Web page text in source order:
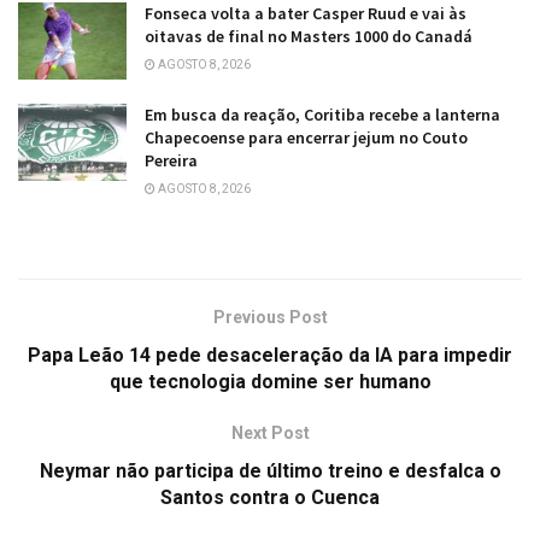
Fonseca volta a bater Casper Ruud e vai às
oitavas de final no Masters 1000 do Canadá
AGOSTO 8, 2026
Em busca da reação, Coritiba recebe a lanterna
Chapecoense para encerrar jejum no Couto
Pereira
AGOSTO 8, 2026
Previous Post
Papa Leão 14 pede desaceleração da IA para impedir
que tecnologia domine ser humano
Next Post
Neymar não participa de último treino e desfalca o
Santos contra o Cuenca